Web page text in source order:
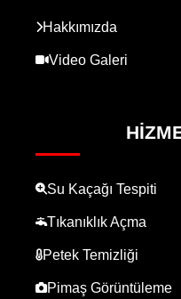
Hakkımızda
Video Galeri
Su Kaçağı Tespiti
Tıkanıklık Açma
Petek Temizliği
Pimaş Görüntüleme